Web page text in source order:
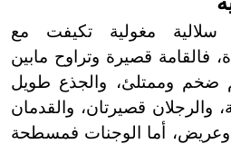
سلالية مغولية تكيفت مع
فالقامة قصيرة وتراوح مابين
ضخم وممتلئ، والجذع طويل
والرجلان قصيرتان، والقدمان
وعريض، أما الوجنات فمسطحة